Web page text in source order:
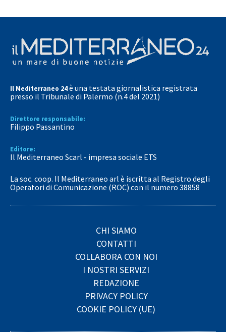
Il Mediterraneo 24è una testata giornalistica registrata
presso il Tribunale di Palermo (n.4 del 2021)
Direttore responsabile:
Filippo Passantino
Editore:
Il Mediterraneo Scarl - impresa sociale ETS
La soc. coop. Il Mediterraneo arl è iscritta al Registro degli
Operatori di Comunicazione (ROC) con il numero 38858
CHI SIAMO
CONTATTI
COLLABORA CON NOI
I NOSTRI SERVIZI
REDAZIONE
PRIVACY POLICY
COOKIE POLICY (UE)